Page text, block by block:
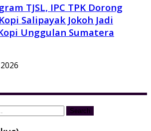
TJSL, IPC TPK Dorong
Salipayak Jokoh Jadi
Unggulan Sumatera